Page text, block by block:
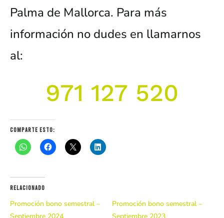
Palma de Mallorca. Para más
información no dudes en llamarnos
al:
971 127 520
Comparte esto:
Relacionado
Promoción bono semestral –
Promoción bono semestral –